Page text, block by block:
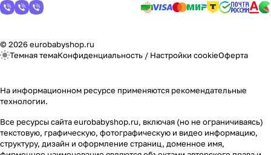
© 2026 eurobabyshop.ru
Темная темаКонфиденциальность / Настройки cookieОферта
На информационном ресурсе применяются рекомендательные
технологии.
Все ресурсы сайта eurobabyshop.ru, включая (но не ограничиваясь)
текстовую, графическую, фотографическую и видео информацию,
структуру, дизайн и оформление страниц, доменное имя,